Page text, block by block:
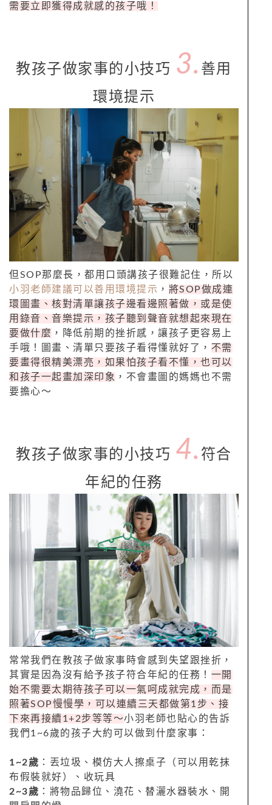
需要立即獲得成就感的孩子哦！
教孩子做家事的小技巧 3. 善用
環境提示
但SOP那麼長，都用口頭講孩子很難記住，所以
小羽老師建議可以善用環境提示 ， 將SOP做成連
環圖畫、核對清單讓孩子邊看邊照著做，或是使
用錄音、音樂提示，孩子聽到聲音就想起來現在
要做什麼 ，降低前期的挫折感，讓孩子更容易上
手哦！圖畫、清單只要孩子看得懂就好了， 不需
要畫得很精美漂亮，如果怕孩子看不懂，也可以
和孩子一起畫加深印象 ，不會畫圖的媽媽也不需
要擔心～
教孩子做家事的小技巧 4. 符合
年紀的任務
常常我們在教孩子做家事時會感到失望跟挫折，
其實是因為沒有給予孩子符合年紀的任務！ 一開
始不需要太期待孩子可以一氣呵成就完成，而是
照著SOP慢慢學，可以連續三天都做第1步、接
下來再接續1+2步等等～小羽老師也貼心的告訴
我們1~6歲的孩子大約可以做到什麼家事：
1~2歲 ：丟垃圾、模仿大人擦桌子（可以用乾抹
布假裝就好）、收玩具
2~3歲 ：將物品歸位、澆花、替灑水器裝水、開